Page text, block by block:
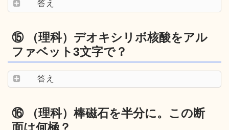
答え
⑮ （理科）デオキシリボ核酸をアル
ファベット3文字で？
答え
⑯ （理科）棒磁石を半分に。この断
面は何極？